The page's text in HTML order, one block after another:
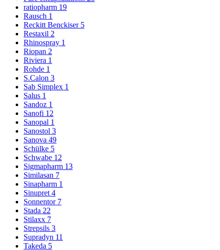
ratiopharm 19
Rausch 1
Reckitt Benckiser 5
Restaxil 2
Rhinospray 1
Riopan 2
Riviera 1
Rohde 1
S.Calon 3
Sab Simplex 1
Salus 1
Sandoz 1
Sanofi 12
Sanopal 1
Sanostol 3
Sanova 49
Schülke 5
Schwabe 12
Sigmapharm 13
Similasan 7
Sinapharm 1
Sinupret 4
Sonnentor 7
Stada 22
Stilaxx 7
Strepsils 3
Supradyn 11
Takeda 5